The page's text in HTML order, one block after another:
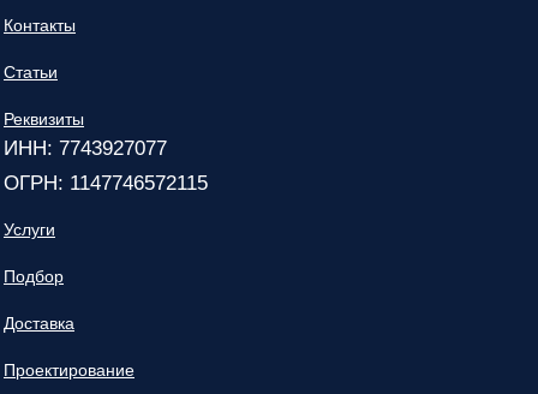
Контакты
Статьи
Реквизиты
ИНН: 7743927077
ОГРН: 1147746572115
Услуги
Подбор
Доставка
Проектирование